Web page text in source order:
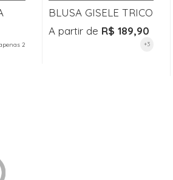
2
BLUSA GISELE TRICO
A partir de R$ 189,90
+3